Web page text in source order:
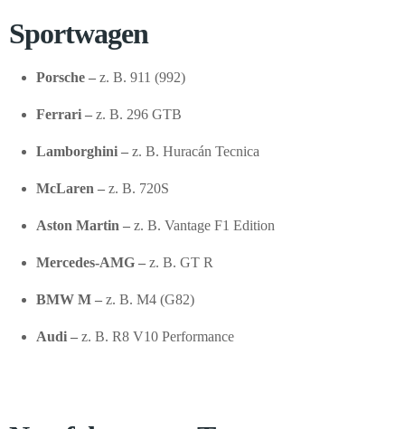
Sportwagen
Porsche – z. B. 911 (992)
Ferrari – z. B. 296 GTB
Lamborghini – z. B. Huracán Tecnica
McLaren – z. B. 720S
Aston Martin – z. B. Vantage F1 Edition
Mercedes-AMG – z. B. GT R
BMW M – z. B. M4 (G82)
Audi – z. B. R8 V10 Performance